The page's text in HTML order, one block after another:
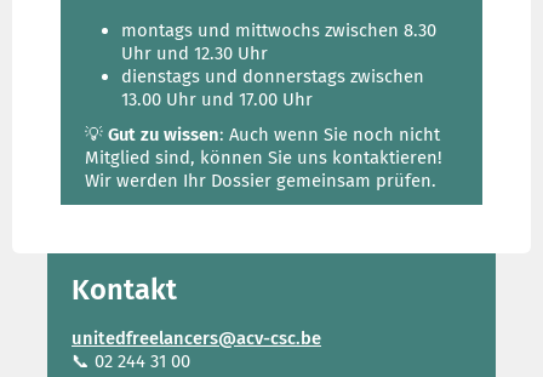
montags und mittwochs zwischen 8.30
Uhr und 12.30 Uhr
dienstags und donnerstags zwischen
13.00 Uhr und 17.00 Uhr
💡 Gut zu wissen: Auch wenn Sie noch nicht
Mitglied sind, können Sie uns kontaktieren!
Wir werden Ihr Dossier gemeinsam prüfen.
Kontakt
unitedfreelancers@acv-csc.be
📞 02 244 31 00